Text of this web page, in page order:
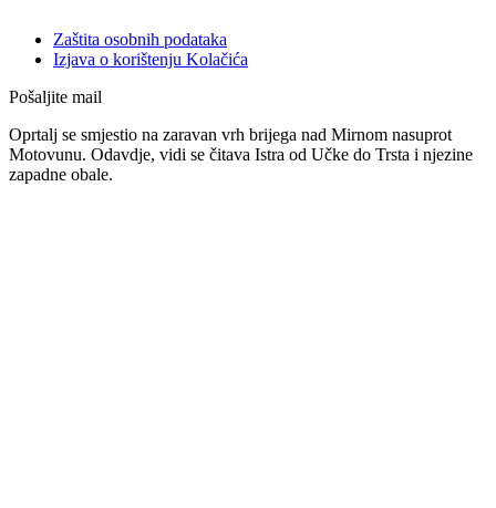
Zaštita osobnih podataka
Izjava o korištenju Kolačića
Pošaljite mail
Oprtalj se smjestio na zaravan vrh brijega nad Mirnom nasuprot
Motovunu. Odavdje, vidi se čitava Istra od Učke do Trsta i njezine
zapadne obale.